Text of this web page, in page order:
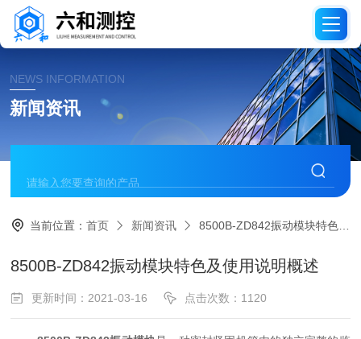
NEWS INFORMATION
新闻资讯
当前位置：首页 新闻资讯 8500B-ZD842振动模块特色及使用说明概述
8500B-ZD842振动模块特色及使用说明概述
更新时间：2021-03-16 点击次数：1120